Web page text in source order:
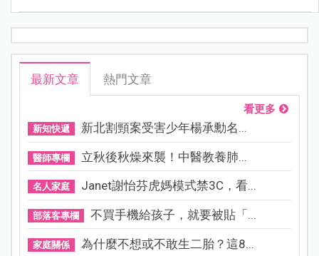
最新文章 熱門文章
看更多
新知快遞 新北割頸案受害少年楊承勳名...
醫師專欄 立秋後秋燥來襲！中醫教養肺...
名人家庭 Janet謝怡芬虎媽模式禁3C，看...
部落客專欄 不買手機給孩子，就要被貼「...
家庭關係 為什麼不想或不敢生二胎？這8...